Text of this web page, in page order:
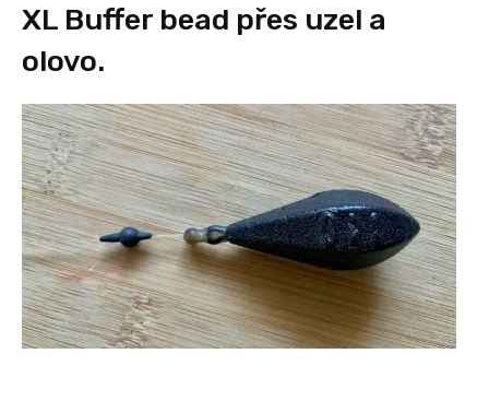
XL Buffer bead přes uzel a
olovo.